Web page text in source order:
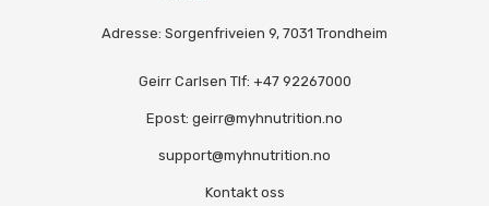
Adresse: Sorgenfriveien 9, 7031 Trondheim
Geirr Carlsen Tlf: +47 92267000
Epost: geirr@myhnutrition.no
support@myhnutrition.no
Kontakt oss